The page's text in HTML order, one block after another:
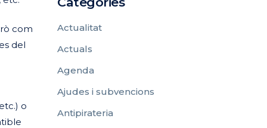
com
del
o
Actualitat
Actuals
Agenda
Ajudes i subvencions
Antipirateria